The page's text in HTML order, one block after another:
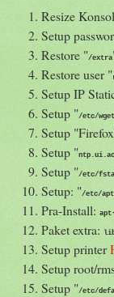
Resize
Setup
Restore "/extra
Restore user "
Setup IP
Setup "/etc/
Setup
Setup "
Setup "/etc/
Setup: "/etc/
Pra-Install:
Paket extra:
Setup printer
Setup root/
Setup "/etc/